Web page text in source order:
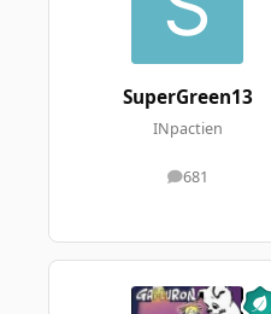
SuperGreen13
INpactien
681
messages